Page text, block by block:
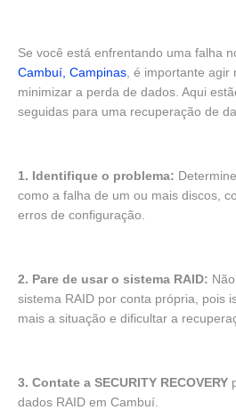
Se você está enfrentando uma falha
Cambuí, Campinas , é importante
minimizar a perda de dados. Aqui
seguidas para uma recuperação de
1. Identifique o problema:
como a falha de um ou mais discos,
erros de configuração.
2. Pare de usar o sistema RAID:
sistema RAID por conta própria, pois
mais a situação e dificultar a
3. Contate a SECURITY RECOVERY
dados RAID em Cambuí.